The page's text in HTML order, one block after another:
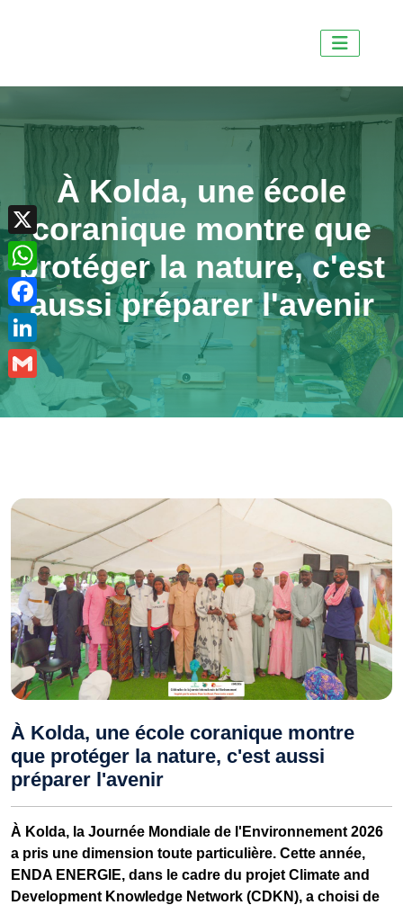
WhatsApp
Facebook
LinkedIn
Gmail
À Kolda, une école
coranique montre que
protéger la nature, c'est
aussi préparer l'avenir
À Kolda, une école coranique montre
que protéger la nature, c'est aussi
préparer l'avenir
À Kolda, la Journée Mondiale de l'Environnement 2026
a pris une dimension toute particulière. Cette année,
ENDA ENERGIE, dans le cadre du projet Climate and
Development Knowledge Network (CDKN), a choisi de